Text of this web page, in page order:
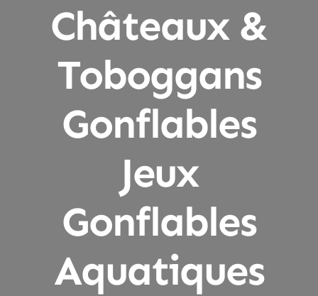
Châteaux &
Toboggans
Gonflables
Jeux
Gonflables
Aquatiques